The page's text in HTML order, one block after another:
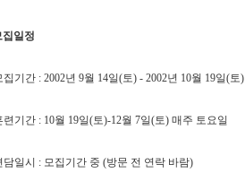
집일정
집기간 : 2002년 9월 14일(토) - 2002년 10월 19일(토)
련기간 : 10월 19일(토)-12월 7일(토) 매주 토요일
담일시 : 모집기간 중 (방문 전 연락 바람)